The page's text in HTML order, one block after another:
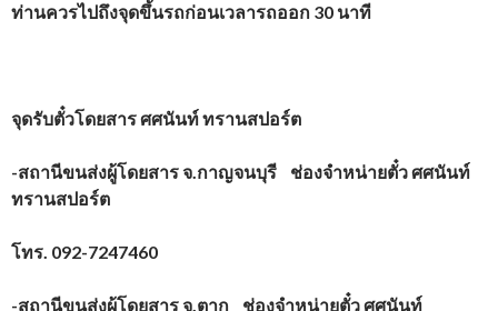
ท่านควรไปถึงจุดขึ้นรถก่อนเวลารถออก 30 นาที
จุดรับตั๋วโดยสารศศนันท์ ทรานสปอร์ต
-สถานีขนส่งผู้โดยสาร จ.กาญจนบุรี ช่องจำหน่ายตั๋ว ศศนันท์
ทรานสปอร์ต
โทร. 092-7247460
-สถานีขนส่งผู้โดยสาร จ.ตาก ช่องจำหน่ายตั๋ว ศศนันท์